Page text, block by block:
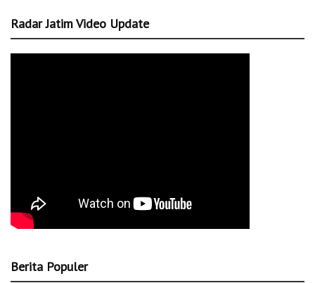
Radar Jatim Video Update
Berita Populer